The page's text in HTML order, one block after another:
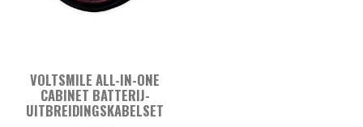
VOLTSMILE ALL-IN-ONE
CABINET BATTERIJ-
UITBREIDINGSKABELSET